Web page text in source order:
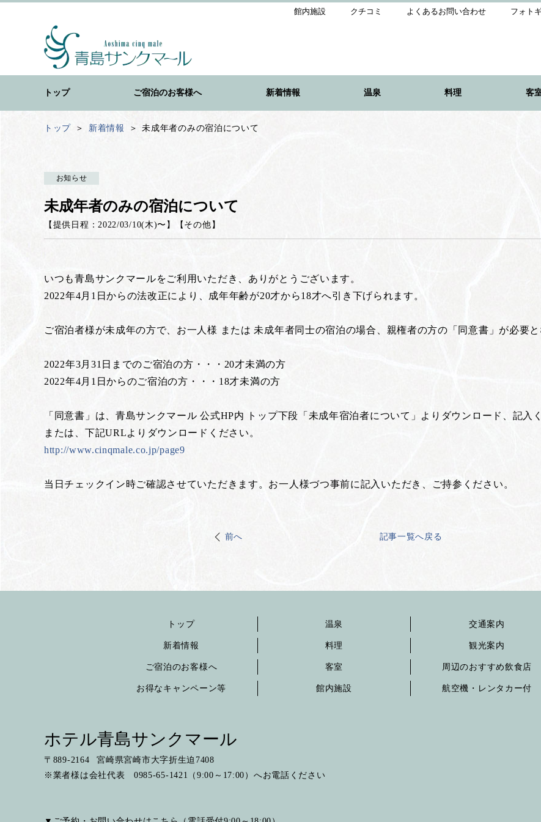
館内施設 クチコミ よくあるお問い合わせ フォト
トップ ご宿泊のお客様へ 新着情報 温泉 料理 客
トップ 新着情報 未成年者のみの宿泊について
お知らせ
未成年者のみの宿泊について
【提供日程：2022/03/10(木)〜】 【 その他 】
いつも青島サンクマールをご利用いただき、ありがとうございます。
2022年4月1日からの法改正により、成年年齢が20才から18才へ引き下げられます。
ご宿泊者様が未成年の方で、お一人様 または 未成年者同士の宿泊の場合、親権者の方の「同意書」が必要と
2022年3月31日までのご宿泊の方・・・20才未満の方
2022年4月1日からのご宿泊の方・・・18才未満の方
「同意書」は、青島サンクマール 公式HP内 トップ下段「未成年宿泊者について」よりダウンロード、記入
または、下記URLよりダウンロードください。
http://www.cinqmale.co.jp/page9
当日チェックイン時ご確認させていただきます。お一人様づつ事前に記入いただき、ご持参ください。
前へ 記事一覧へ戻る
トップ
新着情報
ご宿泊のお客様へ
お得なキャンペーン等
温泉
料理
客室
館内施設
交通案内
観光案内
周辺のおすすめ飲食店
航空機・レンタカー付
ホテル青島サンクマール
〒 889-2164
宮崎県宮崎市大字折生迫7408
※業者様は会社代表 0985-65-1421（9:00～17:00）へお電話ください